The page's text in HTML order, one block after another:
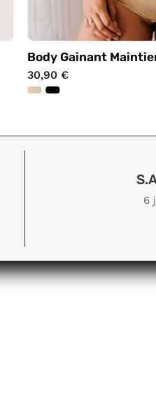
Body Gainant
30,90 €
6